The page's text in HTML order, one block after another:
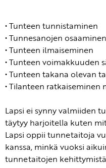
• Tunteen tunnistaminen
• Tunnesanojen osaaminen
• Tunteen ilmaiseminen
• Tunteen voimakkuuden
• Tunteen takana olevan
• Tilanteen
Lapsi ei synny valmiiden
täytyy harjoitella kuten
Lapsi oppii tunnetaitoja
kanssa, minkä vuoksi
tunnetaitojen